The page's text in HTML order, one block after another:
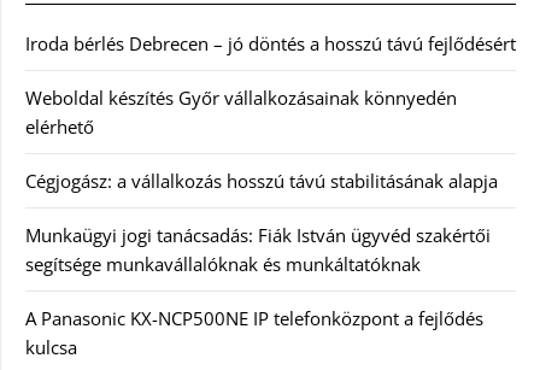
Iroda bérlés Debrecen – jó döntés a hosszú távú fejlődésért
Weboldal készítés Győr vállalkozásainak könnyedén
elérhető
Cégjogász: a vállalkozás hosszú távú stabilitásának alapja
Munkaügyi jogi tanácsadás: Fiák István ügyvéd szakértői
segítsége munkavállalóknak és munkáltatóknak
A Panasonic KX-NCP500NE IP telefonközpont a fejlődés
kulcsa